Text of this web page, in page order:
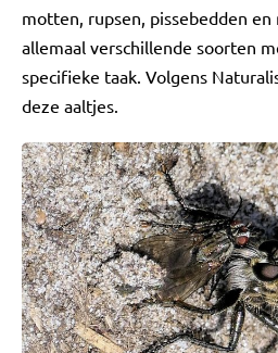
motten, rupsen, pissebedden
allemaal verschillende soorten
specifieke taak. Volgens
deze aaltjes.